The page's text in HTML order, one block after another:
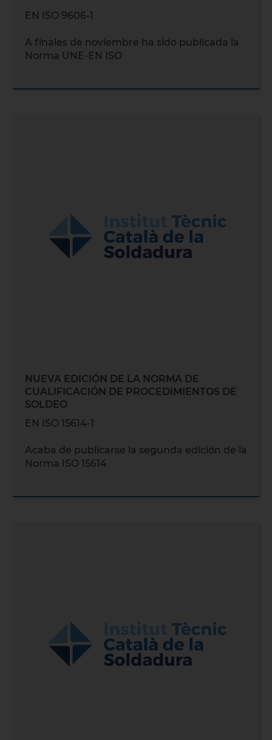
EN ISO 9606-1
A finales de noviembre ha sido publicada la
Norma UNE-EN ISO
NUEVA EDICIÓN DE LA NORMA DE
CUALIFICACIÓN DE PROCEDIMIENTOS DE
SOLDEO
EN ISO 15614-1
Acaba de publicarse la segunda edición de la
Norma ISO 15614